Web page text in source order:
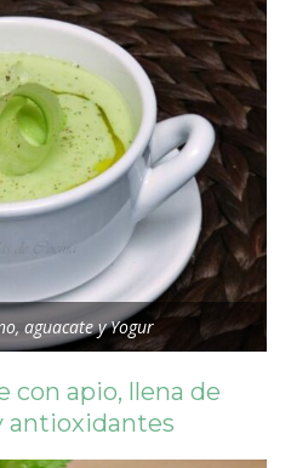
aguacate y Yogur
con apio, llena de
antioxidantes